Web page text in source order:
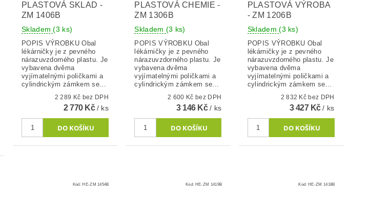
PLASTOVÁ SKLAD -
ZM 1406B
Skladem(3 ks)
POPIS VÝROBKU Obal
lékárničky je z pevného
nárazuvzdorného plastu. Je
vybavena dvěma
vyjímatelnými poličkami a
cylindrickým zámkem se...
2 289 Kč bez DPH
2 770 Kč/ ks
PLASTOVÁ CHEMIE -
ZM 1306B
Skladem (3 ks)
POPIS VÝROBKU Obal
lékárničky je z pevného
nárazuvzdorného plastu. Je
vybavena dvěma
vyjímatelnými poličkami a
cylindrickým zámkem se...
2 600 Kč bez DPH
3 146 Kč/ ks
PLASTOVÁ VÝROBA
- ZM 1206B
Skladem(3 ks)
POPIS VÝROBKU Obal
lékárničky je z pevného
nárazuvzdorného plastu. Je
vybavena dvěma
vyjímatelnými poličkami a
cylindrickým zámkem se...
2 832 Kč bez DPH
3 427 Kč/ ks
Kód:HE-ZM 1454B Kód: HE-ZM 1419B Kód: HE-ZM 1418B